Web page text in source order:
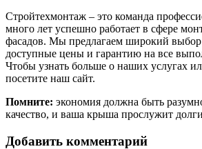
Стройтехмонтаж – это команда
много лет успешно работает в сфере
фасадов. Мы предлагаем широкий выбор
доступные цены и гарантию на все
Чтобы узнать больше о наших услугах
посетите наш сайт.
Помните: экономия должна быть
качество, и ваша крыша прослужит
Добавить комментарий